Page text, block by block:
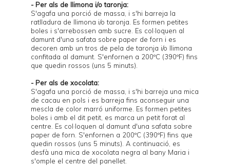
- Per als de llimona i/o taronja:
S'agafa una porció de massa, i s'hi barreja la
ratlladura de llimona i/o taronja. Es formen petites
boles i s'arrebossen amb sucre. Es col·loquen al
damunt d'una safata sobre paper de forn i es
decoren amb un tros de pela de taronja i/o llimona
confitada al damunt. S'enfornen a 200ºC (390ºF) fins
que quedin rossos (uns 5 minuts).
- Per als de xocolata:
S'agafa una porció de massa, i s'hi barreja una mica
de cacau en pols i es barreja fins aconseguir una
mescla de color marró uniforme. Es formen petites
boles i amb el dit petit, es marca un petit forat al
centre. Es col·loquen al damunt d'una safata sobre
paper de forn. S'enfornen a 200ºC (390ºF) fins que
quedin rossos (uns 5 minuts). A continuació, es
desfà una mica de xocolata negra al bany Maria i
s'omple el centre del panellet.